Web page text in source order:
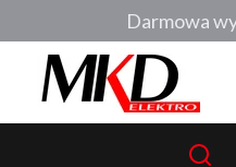
do
Darmowa